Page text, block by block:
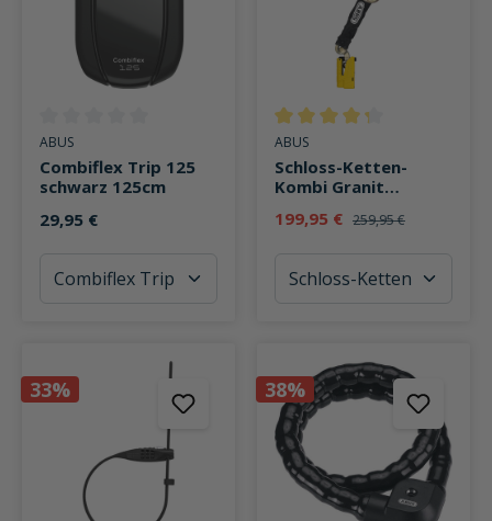
Durchschnittliche Bewertung von 0 von 5 Sternen
ABUS
Combiflex Trip 125
schwarz 125cm
29,95 €
Durchschnittliche Bewertung
ABUS
Schloss-Ketten-
Kombi Granit
12KS120 yellow loop
199,95 € 259,95 €
33% 38%